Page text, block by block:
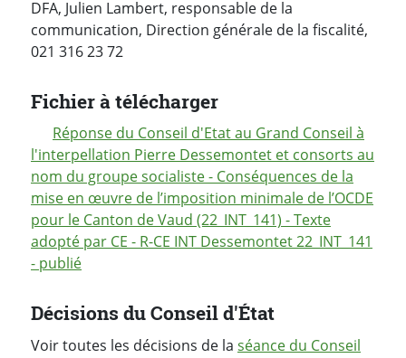
DFA, Julien Lambert, responsable de la
communication, Direction générale de la fiscalité,
021 316 23 72
Fichier à télécharger
Réponse du Conseil d'Etat au Grand Conseil à
l'interpellation Pierre Dessemontet et consorts au
nom du groupe socialiste - Conséquences de la
mise en œuvre de l’imposition minimale de l’OCDE
pour le Canton de Vaud (22_INT_141) - Texte
adopté par CE - R-CE INT Dessemontet 22_INT_141
- publié
Décisions du Conseil d'État
Voir toutes les décisions de la séance du Conseil